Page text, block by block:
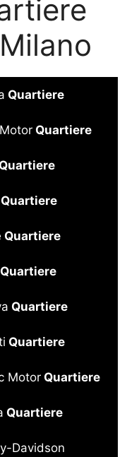
Quartiere
Quartiere
Quartiere
Quartiere
Quartiere
Quartiere
Quartiere
Motor Quartiere
Quartiere
Davidson